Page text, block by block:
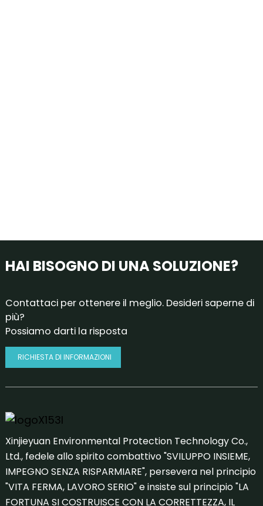
HAI BISOGNO DI UNA SOLUZIONE?
Contattaci per ottenere il meglio. Desideri saperne di
più?
Possiamo darti la risposta
RICHIESTA DI INFORMAZIONI
Xinjieyuan Environmental Protection Technology Co.,
Ltd., fedele allo spirito combattivo "SVILUPPO INSIEME,
IMPEGNO SENZA RISPARMIARE", persevera nel principio
"VITA FERMA, LAVORO SERIO" e insiste sul principio "LA
FORTUNA SI COSTRUISCE CON LA CORRETTEZZA, IL